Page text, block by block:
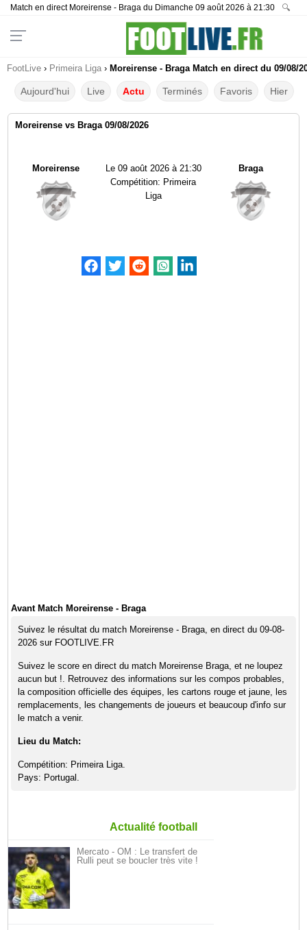
Match en direct Moreirense - Braga du Dimanche 09 août 2026 à 21:30 🔍
FootLive › Primeira Liga › Moreirense - Braga Match en direct du 09/08/
Aujourd'hui Live Actu Terminés Favoris Hier
Moreirense vs Braga 09/08/2026
Moreirense Le 09 août 2026 à 21:30
Compétition: Primeira
Liga
Braga
Avant Match Moreirense - Braga
Suivez le résultat du match Moreirense - Braga, en direct du 09-08-
2026 sur FOOTLIVE.FR
Suivez le score en direct du match Moreirense Braga, et ne loupez
aucun but !. Retrouvez des informations sur les compos probables,
la composition officielle des équipes, les cartons rouge et jaune, les
remplacements, les changements de joueurs et beaucoup d'info sur
le match a venir.
Lieu du Match:
Compétition: Primeira Liga.
Pays: Portugal.
Actualité football
Mercato - OM : Le transfert de
Rulli peut se boucler très vite !